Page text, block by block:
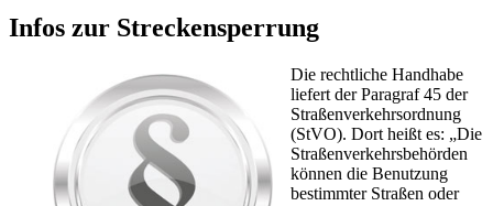
Infos zur Streckensperrung
Die rechtliche Handhabe
liefert der Paragraf 45 der
Straßenverkehrsordnung
(StVO). Dort heißt es: „Die
Straßenverkehrsbehörden
können die Benutzung
bestimmter Straßen oder